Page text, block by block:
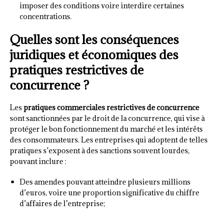
imposer des conditions voire interdire certaines
concentrations.
Quelles sont les conséquences
juridiques et économiques des
pratiques restrictives de
concurrence ?
Les pratiques commerciales restrictives de concurrence
sont sanctionnées par le droit de la concurrence, qui vise à
protéger le bon fonctionnement du marché et les intérêts
des consommateurs. Les entreprises qui adoptent de telles
pratiques s’exposent à des sanctions souvent lourdes,
pouvant inclure :
Des amendes pouvant atteindre plusieurs millions
d’euros, voire une proportion significative du chiffre
d’affaires de l’entreprise;